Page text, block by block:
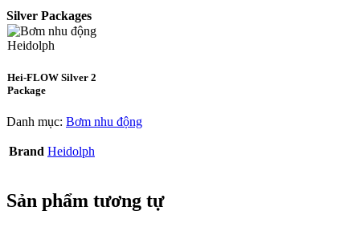
Silver Packages
Hei-FLOW Silver 2
Package
Danh mục: Bơm nhu động
Brand Heidolph
Sản phẩm tương tự